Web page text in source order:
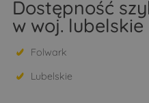
Dostępność
w woj. lubelskie
Folwark
Lubelskie